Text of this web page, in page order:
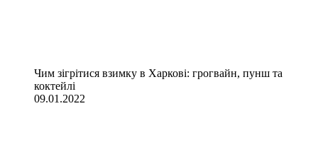
Чим зігрітися взимку в Харкові: грогвайн, пунш та
коктейлі
09.01.2022